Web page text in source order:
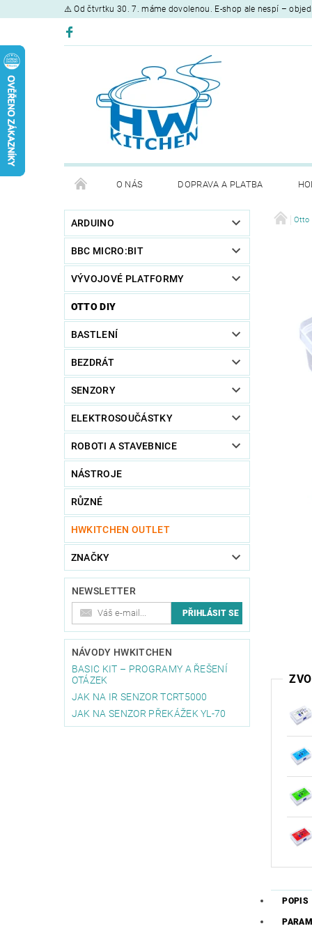
⚠️ Od čtvrtku 30. 7. máme dovolenou. E-shop ale nespí –
O NÁS DOPRAVA A PLATBA
ARDUINO
BBC MICRO:BIT
VÝVOJOVÉ PLATFORMY
OTTO DIY
BASTLENÍ
BEZDRÁT
SENZORY
ELEKTROSOUČÁSTKY
ROBOTI A STAVEBNICE
NÁSTROJE
RŮZNÉ
HWKITCHEN OUTLET
ZNAČKY
NEWSLETTER
NÁVODY HWKITCHEN
BASIC KIT – PROGRAMY A ŘEŠENÍ
OTÁZEK
JAK NA IR SENZOR TCRT5000
JAK NA SENZOR PŘEKÁŽEK YL-70
Otto
POPIS